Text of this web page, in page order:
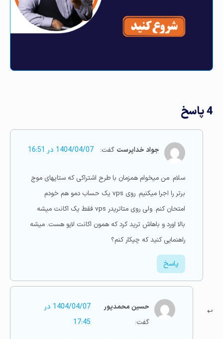
4 پاسخ
جواد خداپرست گفت: 1404/04/07 در 16:51
سلام. من میخوام همزمان با طرح اشتراکی که ستاپهای موج
برتر را اجرا میکنیم. روی vps یک حساب دمو هم خودم
امتحان کنم. ولی روی متاتریدر vps فقط یک اکانت میشه
بالا اورد و باهاش ترید کرد که همون اکانت لایو هست. میشه
راهنمایی کنید که چیکار کنم؟
پاسخ
حسین محمدپور
گفت:
1404/04/07 در
17:45